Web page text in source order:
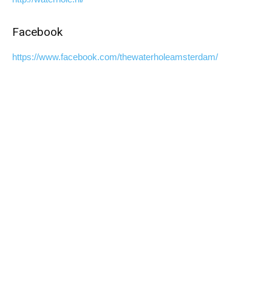
Facebook
https://www.facebook.com/thewaterholeamsterdam/